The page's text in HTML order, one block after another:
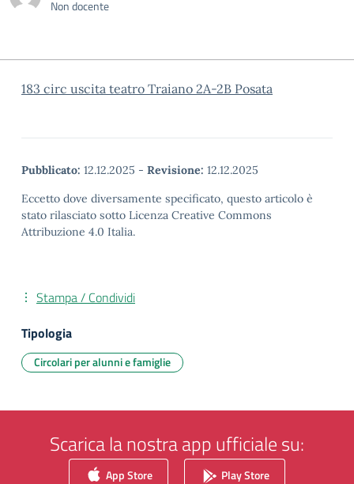
Non docente
183 circ uscita teatro Traiano 2A-2B Posata
Pubblicato: 12.12.2025 - Revisione: 12.12.2025
Eccetto dove diversamente specificato, questo articolo è
stato rilasciato sotto Licenza Creative Commons
Attribuzione 4.0 Italia.
Stampa / Condividi
Tipologia
Circolari per alunni e famiglie
Scarica la nostra app ufficiale su:
App Store Play Store